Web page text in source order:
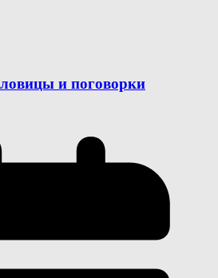
и поговорки